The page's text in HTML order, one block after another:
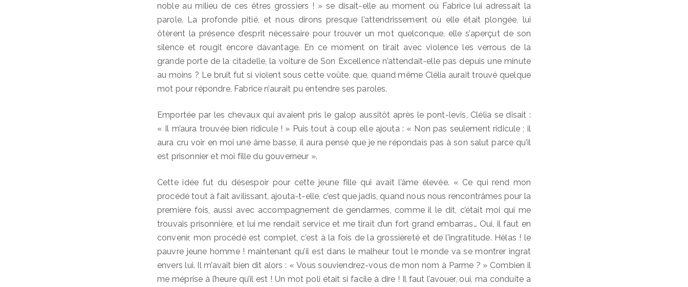
noble au milieu de ces êtres grossiers ! » se disait-elle au moment où Fabrice lui adressait la
parole. La profonde pitié, et nous dirons presque l’attendrissement où elle était plongée, lui
ôtèrent la présence d’esprit nécessaire pour trouver un mot quelconque, elle s’aperçut de son
silence et rougit encore davantage. En ce moment on tirait avec violence les verrous de la
grande porte de la citadelle, la voiture de Son Excellence n’attendait-elle pas depuis une minute
au moins ? Le bruit fut si violent sous cette voûte, que, quand même Clélia aurait trouvé quelque
mot pour répondre, Fabrice n’aurait pu entendre ses paroles.
Emportée par les chevaux qui avaient pris le galop aussitôt après le pont-levis, Clélia se disait :
« Il m’aura trouvée bien ridicule ! » Puis tout à coup elle ajouta : « Non pas seulement ridicule ; il
aura cru voir en moi une âme basse, il aura pensé que je ne répondais pas à son salut parce qu’il
est prisonnier et moi fille du gouverneur ».
Cette idée fut du désespoir pour cette jeune fille qui avait l’âme élevée. « Ce qui rend mon
procédé tout à fait avilissant, ajouta-t-elle, c’est que jadis, quand nous nous rencontrâmes pour la
première fois, aussi avec accompagnement de gendarmes, comme il le dit, c’était moi qui me
trouvais prisonnière, et lui me rendait service et me tirait d’un fort grand embarras… Oui, il faut en
convenir, mon procédé est complet, c’est à la fois de la grossièreté et de l’ingratitude. Hélas ! le
pauvre jeune homme ! maintenant qu’il est dans le malheur tout le monde va se montrer ingrat
envers lui. Il m’avait bien dit alors : « Vous souviendrez-vous de mon nom à Parme ? » Combien il
me méprise à l’heure qu’il est ! Un mot poli était si facile à dire ! Il faut l’avouer, oui, ma conduite a